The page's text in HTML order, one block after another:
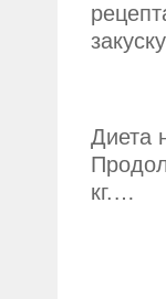
Диета
кг.…